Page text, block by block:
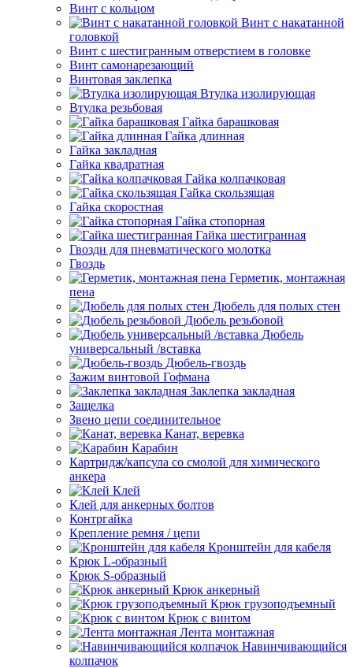
Винт с кольцом
Винт с накатанной
головкой
Винт с шестигранным отверстием в головке
Винт самонарезающий
Винтовая заклепка
Втулка изолирующая
Втулка резьбовая
Гайка барашковая
Гайка длинная
Гайка закладная
Гайка квадратная
Гайка колпачковая
Гайка скользящая
Гайка скоростная
Гайка стопорная
Гайка шестигранная
Гвозди для пневматического молотка
Гвоздь
Герметик, монтажная
пена
Дюбель для полых стен
Дюбель резьбовой
Дюбель
универсальный /вставка
Дюбель-гвоздь
Зажим винтовой Гофмана
Заклепка закладная
Защелка
Звено цепи соединительное
Канат, веревка
Карабин
Картридж/капсула со смолой для химического
анкера
Клей
Клей для анкерных болтов
Контргайка
Крепление ремня / цепи
Кронштейн для кабеля
Крюк L-образный
Крюк S-образный
Крюк анкерный
Крюк грузоподъемный
Крюк с винтом
Лента монтажная
Навинчивающийся
колпачок